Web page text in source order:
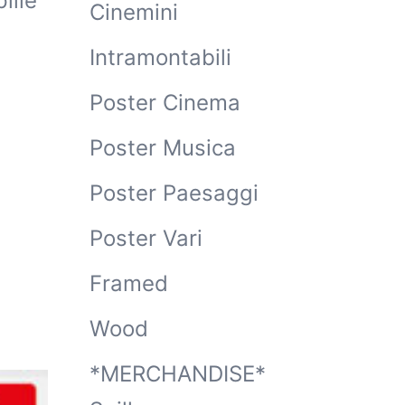
Cinemini
Intramontabili
Poster Cinema
Poster Musica
Poster Paesaggi
Poster Vari
Framed
Wood
*MERCHANDISE*